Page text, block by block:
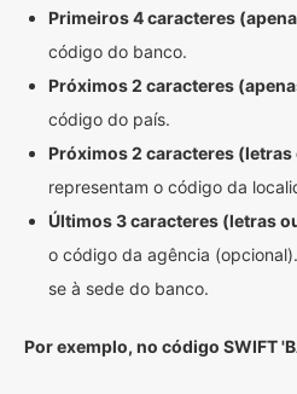
Primeiros 4 caracteres
código do banco.
Próximos 2 caracteres
código do país.
Próximos 2 caracteres
representam o código da
Últimos 3 caracteres (letras
o código da agência
se à sede do banco.
Por exemplo, no código SWIFT